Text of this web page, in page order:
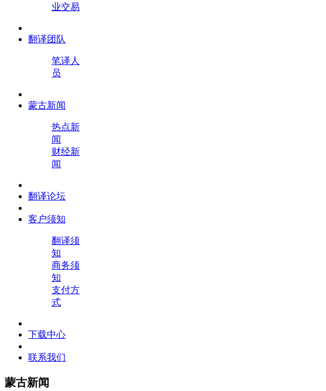
业交易
翻译团队
笔译人
员
蒙古新闻
热点新
闻
财经新
闻
翻译论坛
客户须知
翻译须
知
商务须
知
支付方
式
下载中心
联系我们
蒙古新闻